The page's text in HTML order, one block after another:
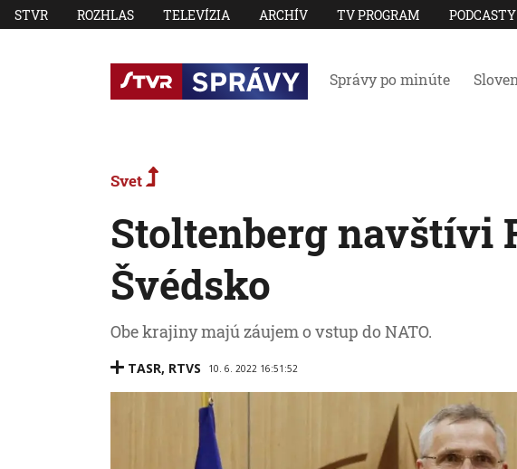
STVR ROZHLAS TELEVÍZIA ARCHÍV TV PROGRAM PODCASTY
Správy po minúte
Svet
Stoltenberg navštívi
Švédsko
Obe krajiny majú záujem o vstup do NATO.
TASR, RTVS 10. 6. 2022 16:51:52